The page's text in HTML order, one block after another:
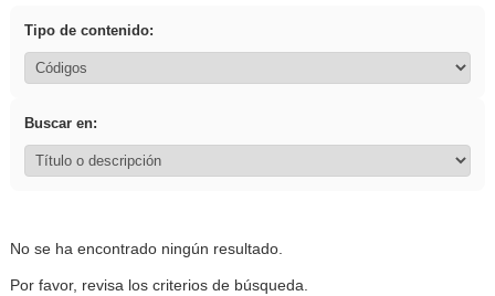
Tipo de contenido:
Buscar en:
No se ha encontrado ningún resultado.
Por favor, revisa los criterios de búsqueda.